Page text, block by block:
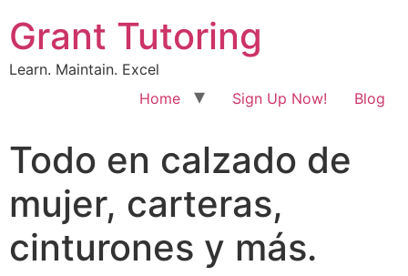
Grant Tutoring
Learn. Maintain. Excel
Home
Sign Up Now! Blog
Todo en calzado de
mujer, carteras,
cinturones y más.